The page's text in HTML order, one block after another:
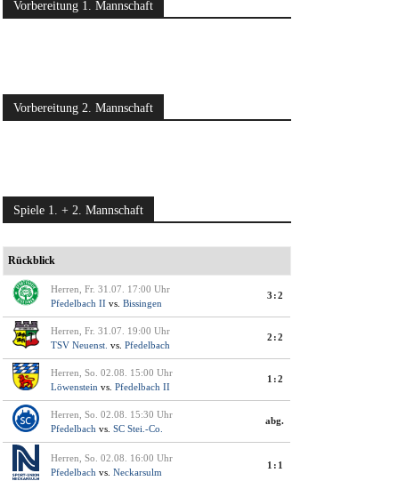
Vorbereitung 1. Mannschaft
Vorbereitung 2. Mannschaft
Spiele 1. + 2. Mannschaft
Rückblick
Herren, Fr. 31.07. 17:00 Uhr
Pfedelbach II vs. Bissingen
3:2
Herren, Fr. 31.07. 19:00 Uhr
TSV Neuenst. vs. Pfedelbach
2:2
Herren, So. 02.08. 15:00 Uhr
Löwenstein vs. Pfedelbach II
1:2
Herren, So. 02.08. 15:30 Uhr
Pfedelbach vs. SC Stei.-Co.
abg.
Herren, So. 02.08. 16:00 Uhr
Pfedelbach vs. Neckarsulm
1:1